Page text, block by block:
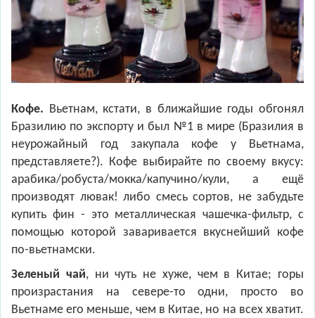
Кофе. Вьетнам, кстати, в ближайшие годы обгонял
Бразилию по экспорту и был №1 в мире (Бразилия в
неурожайный год закупала кофе у Вьетнама,
представляете?). Кофе выбирайте по своему вкусу:
арабика/робуста/мокка/капучино/кули, а ещё
производят лювак! либо смесь сортов, не забудьте
купить фин - это металлическая чашечка-фильтр, с
помощью которой заваривается вкуснейший кофе
по-вьетнамски.
Зеленый чай, ни чуть не хуже, чем в Китае; горы
произрастания на севере-то одни, просто во
Вьетнаме его меньше, чем в Китае, но на всех хватит.